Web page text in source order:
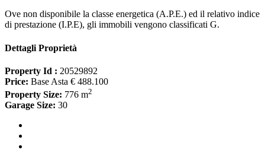
Ove non disponibile la classe energetica (A.P.E.) ed il relativo indice
di prestazione (I.P.E), gli immobili vengono classificati G.
Dettagli Proprietà
Property Id : 20529892
Price: Base Asta € 488.100
Property Size: 776 m2
Garage Size: 30